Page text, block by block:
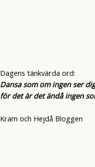
Dagens tänkvärda ord:
Dansa som om ingen ser
för det är det ändå ingen
Kram och Hejdå Bloggen